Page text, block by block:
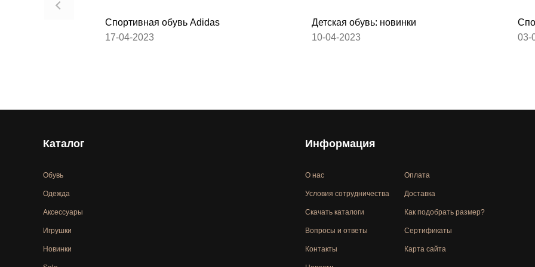
Спортивная обувь Adidas
17-04-2023
Детская обувь: новинки
10-04-2023
03-
Каталог
Обувь
Одежда
Аксессуары
Игрушки
Новинки
Информация
О нас
Условия сотрудничества
Скачать каталоги
Вопросы и ответы
Контакты
Оплата
Доставка
Как подобрать размер?
Сертификаты
Карта сайта